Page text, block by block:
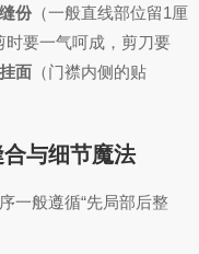
缝份 （一般直线部位留1厘
时要一气呵成，剪刀要
挂面 （门襟内侧的贴
与细节魔法
一般遵循“先局部后整